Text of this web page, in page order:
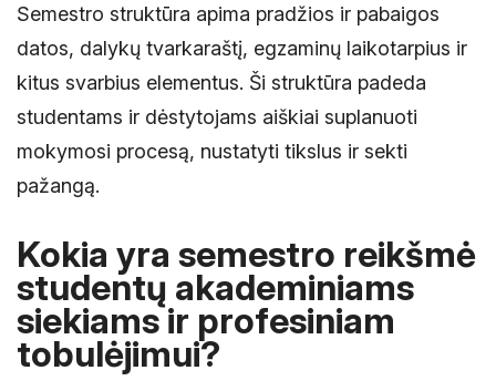
Semestro struktūra apima pradžios ir pabaigos
datos, dalykų tvarkaraštį, egzaminų laikotarpius ir
kitus svarbius elementus. Ši struktūra padeda
studentams ir dėstytojams aiškiai suplanuoti
mokymosi procesą, nustatyti tikslus ir sekti
pažangą.
Kokia yra semestro reikšmė
studentų akademiniams
siekiams ir profesiniam
tobulėjimui?